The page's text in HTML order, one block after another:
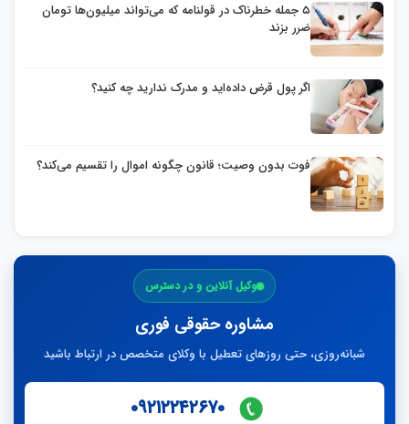
۵ جمله خطرناک در قولنامه که می‌تواند میلیون‌ها تومان
ضرر بزند
اگر پول قرض داده‌اید و مدرک ندارید چه کنید؟
فوت بدون وصیت؛ قانون چگونه اموال را تقسیم می‌کند؟
وکیل آنلاین و در دسترس
مشاوره حقوقی فوری
شبانه‌روزی، حتی روزهای تعطیل با وکلای متخصص در ارتباط باشید
۰۹۲۱۲۲۴۲۶۷۰